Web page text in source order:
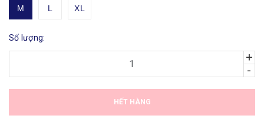
M L XL
Số lượng:
+
-
HẾT HÀNG